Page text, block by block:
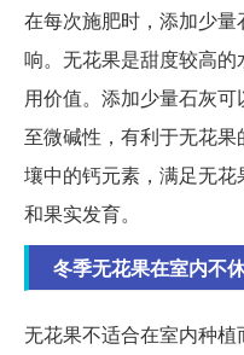
在每次施肥时，添加少
响。无花果是甜度较高
用价值。添加少量石灰
至微碱性，有利于无花
壤中的钙元素，满足无
和果实发育。
冬季无花果在室内不
无花果不适合在室内种